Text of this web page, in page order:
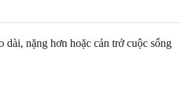
nặng hơn hoặc cản trở cuộc sống